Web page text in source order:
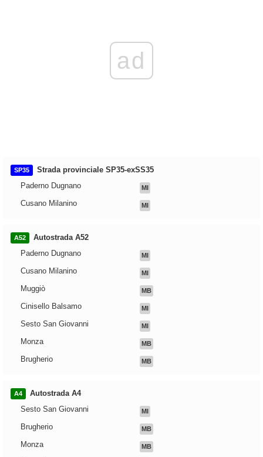
ad
SP35
Strada provinciale SP35-exSS35
Paderno Dugnano
MI
Cusano Milanino MI
A52
Autostrada A52
Paderno Dugnano
MI
Cusano Milanino MI
Muggiò MB
Cinisello Balsamo MI
Sesto San Giovanni MI
Monza MB
Brugherio MB
A4
Autostrada A4
Sesto San Giovanni
MI
Brugherio MB
Monza MB